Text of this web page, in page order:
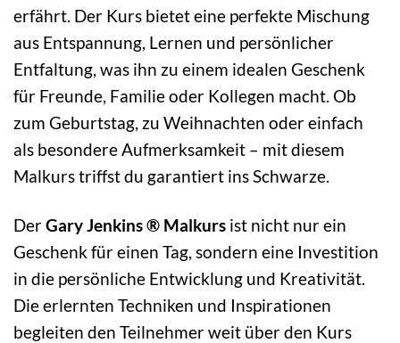
erfährt. Der Kurs bietet eine perfekte Mischung
aus Entspannung, Lernen und persönlicher
Entfaltung, was ihn zu einem idealen Geschenk
für Freunde, Familie oder Kollegen macht. Ob
zum Geburtstag, zu Weihnachten oder einfach
als besondere Aufmerksamkeit – mit diesem
Malkurs triffst du garantiert ins Schwarze.
DerGary Jenkins ® Malkurs ist nicht nur ein
Geschenk für einen Tag, sondern eine Investition
in die persönliche Entwicklung und Kreativität.
Die erlernten Techniken und Inspirationen
begleiten den Teilnehmer weit über den Kurs